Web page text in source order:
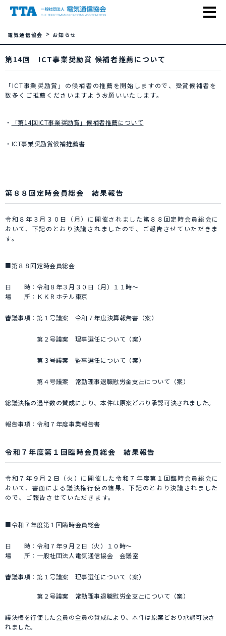
電気通信協会 > お知らせ
第14回 ICT事業奨励賞 候補者推薦について
「ICT事業奨励賞」の候補者の推薦を開始しますので、受賞候補者を
数多くご推薦くださいますようお願いいたします。
・ 「第14回ICT事業奨励賞」候補者推薦について
・ ICT事業奨励賞候補推薦書
第８８回定時会員総会 結果報告
令和８年３月３０日（月）に開催されました第８８回定時会員総会に
おいて、下記のとおり決議されましたので、ご報告させていただきま
す。
■第８８回定時会員総会
日 時：令和８年３月３０日（月）１１時～
場 所：ＫＫＲホテル東京
審議事項：第１号議案 令和７年度決算報告書（案）
第２号議案 理事選任について（案）
第３号議案 監事選任について（案）
第４号議案 常勤理事退職慰労金支出について（案）
総議決権の過半数の賛成により、本件は原案どおり承認可決されました。
報告事項：令和７年度事業報告書
令和７年度第１回臨時会員総会 結果報告
令和７年９月２日（火）に開催した令和７年度第１回臨時会員総会に
おいて、書面による議決権行使の結果、下記のとおり決議されました
ので、ご報告させていただきます。
■令和７年度第１回臨時会員総会
日 時：令和７年９月２日（火）１０時～
場 所：一般社団法人電気通信協会 会議室
審議事項：第１号議案 理事選任について（案）
第２号議案 常勤理事退職慰労金支出について（案）
議決権を行使した会員の全員の賛成により、本件は原案どおり承認可決さ
れました。